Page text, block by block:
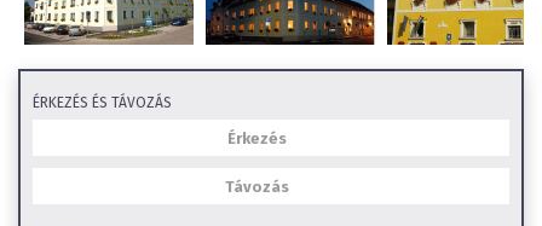
ÉRKEZÉS ÉS TÁVOZÁS